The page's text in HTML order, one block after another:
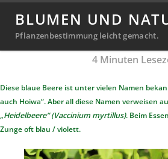
BLUMEN UND
Pflanzenbestimmung leicht gemacht.
Heidelbeere /
Veröffentlicht
am
20. Februar 202020. September 2024
4Minuten
Diese blaue Beere ist unter vielen Namen
auch Hoiwa“. Aber all diese Namen verweisen
„Heidelbeere“ (Vaccinium myrtillus). Beim
Zunge oft blau / violett.